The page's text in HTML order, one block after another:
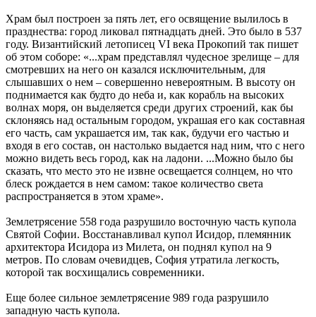
Храм был построен за пять лет, его освящение вылилось в
празднества: город ликовал пятнадцать дней. Это было в 537
году. Византийский летописец VI века Прокопий так пишет
об этом соборе: «...храм представлял чудесное зрелище – для
смотревших на него он казался исключительным, для
слышавших о нем – совершенно невероятным. В высоту он
поднимается как будто до неба и, как корабль на высоких
волнах моря, он выделяется среди других строений, как бы
склоняясь над остальным городом, украшая его как составная
его часть, сам украшается им, так как, будучи его частью и
входя в его состав, он настолько выдается над ним, что с него
можно видеть весь город, как на ладони. ...Можно было бы
сказать, что место это не извне освещается солнцем, но что
блеск рождается в нем самом: такое количество света
распространяется в этом храме».
Землетрясение 558 года разрушило восточную часть купола
Святой Софии. Восстанавливал купол Исидор, племянник
архитектора Исидора из Милета, он поднял купол на 9
метров. По словам очевидцев, София утратила легкость,
которой так восхищались современники.
Еще более сильное землетрясение 989 года разрушило
западную часть купола.